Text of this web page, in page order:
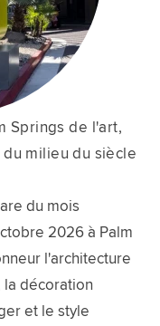
Springs de l'art,
milieu du siècle
du mois
2026 à Palm
l'architecture
la décoration
et le style